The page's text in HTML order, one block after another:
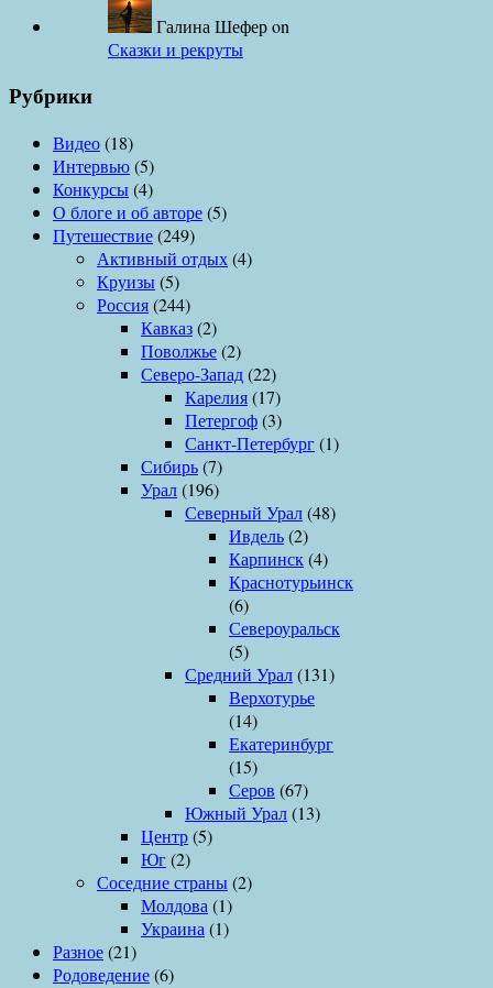
Галина Шеферon
Сказки и рекруты
Рубрики
Видео(18)
Интервью(5)
Конкурсы(4)
О блоге и об авторе(5)
Путешествие(249)
Активный отдых(4)
Круизы(5)
Россия(244)
Кавказ(2)
Поволжье(2)
Северо-Запад(22)
Карелия(17)
Петергоф(3)
Санкт-Петербург(1)
Сибирь(7)
Урал(196)
Северный Урал(48)
Ивдель(2)
Карпинск(4)
Краснотурьинск
(6)
Североуральск
(5)
Средний Урал(131)
Верхотурье
(14)
Екатеринбург
(15)
Серов (67)
Южный Урал(13)
Центр(5)
Юг(2)
Соседние страны(2)
Молдова (1)
Украина (1)
Разное(21)
Родоведение(6)